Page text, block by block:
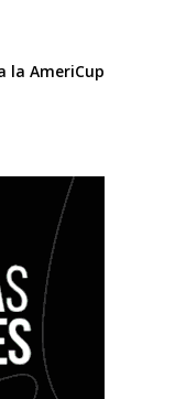
la AmeriCup